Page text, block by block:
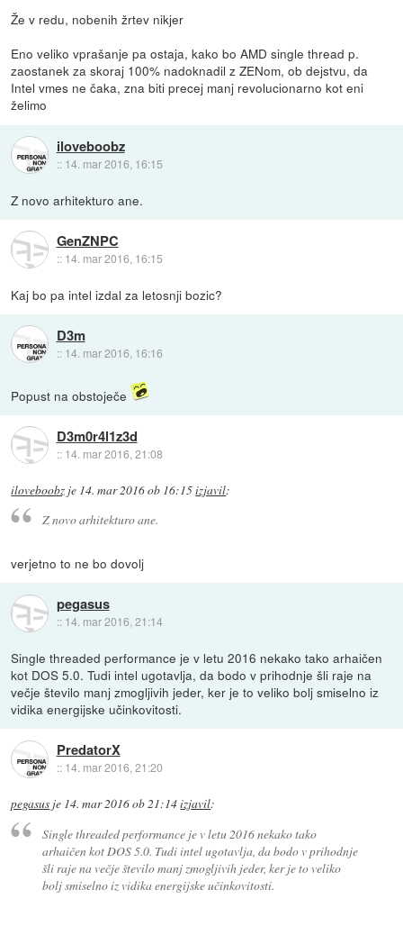
Že v redu, nobenih žrtev nikjer
Eno veliko vprašanje pa ostaja, kako bo AMD single thread p.
zaostanek za skoraj 100% nadoknadil z ZENom, ob dejstvu, da
Intel vmes ne čaka, zna biti precej manj revolucionarno kot eni
želimo
iloveboobz
:: 14. mar 2016, 16:15
Z novo arhitekturo ane.
GenZNPC
:: 14. mar 2016, 16:15
Kaj bo pa intel izdal za letosnji bozic?
D3m
:: 14. mar 2016, 16:16
Popust na obstoječe
D3m0r4l1z3d
:: 14. mar 2016, 21:08
iloveboobz je 14. mar 2016 ob 16:15izjavil:
Z novo arhitekturo ane.
verjetno to ne bo dovolj
pegasus
:: 14. mar 2016, 21:14
Single threaded performance je v letu 2016 nekako tako arhaičen
kot DOS 5.0. Tudi intel ugotavlja, da bodo v prihodnje šli raje na
večje število manj zmogljivih jeder, ker je to veliko bolj smiselno iz
vidika energijske učinkovitosti.
PredatorX
:: 14. mar 2016, 21:20
pegasus je 14. mar 2016 ob 21:14izjavil:
Single threaded performance je v letu 2016 nekako tako
arhaičen kot DOS 5.0. Tudi intel ugotavlja, da bodo v prihodnje
šli raje na večje število manj zmogljivih jeder, ker je to veliko
bolj smiselno iz vidika energijske učinkovitosti.